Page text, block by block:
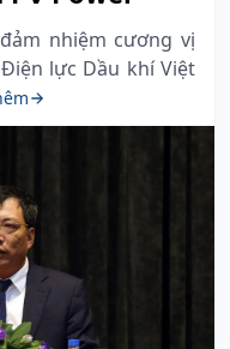
nhiệm cương vị
lực Dầu khí Việt